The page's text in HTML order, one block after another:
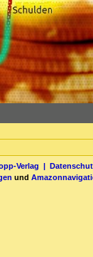
Verlag |
und